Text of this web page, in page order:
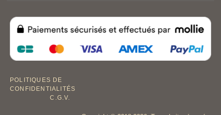
POLITIQUES DE
CONFIDENTIALITÉS
C.G.V.